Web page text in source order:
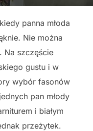
panna młoda
Nie można
Na szczęście
gustu i w
wybór fasonów
pan młody
i białym
przeżytek.